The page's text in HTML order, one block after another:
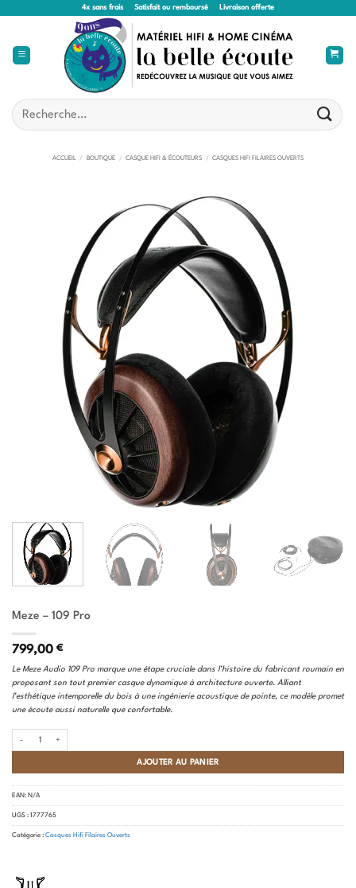
4x sans frais Satisfait ou remboursé Livraison offerte
Recherche
pour :
ACCUEIL / BOUTIQUE / CASQUE HIFI & ÉCOUTEURS / CASQUES HIFI FILAIRES OUVERTS
Meze – 109 Pro
799,00 €
Le Meze Audio 109 Pro marque une étape cruciale dans l’histoire du fabricant roumain en
proposant son tout premier casque dynamique à architecture ouverte. Alliant
l’esthétique intemporelle du bois à une ingénierie acoustique de pointe, ce modèle promet
une écoute aussi naturelle que confortable.
AJOUTER AU PANIER
EAN: N/A
UGS : 1777765
Catégorie : Casques Hifi Filaires Ouverts